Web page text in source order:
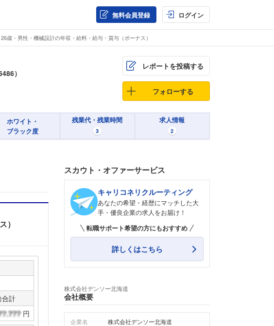
無料会員登録 ログイン
26歳・男性・機械設計の年収・給料・給与・賞与（ボーナス）
）
レポートを投稿する
フォローする
ホワイト・
ブラック度
残業代・残業時間
3
求人情報
2
）
合計
円
スカウト・オファーサービス
キャリコネリクルーティング
あなたの希望・経歴にマッチした大
手・優良企業の求人をお届け！
転職サポート希望の方にもおすすめ
詳しくはこちら
株式会社デンソー北海道
会社概要
企業名 株式会社デンソー北海道